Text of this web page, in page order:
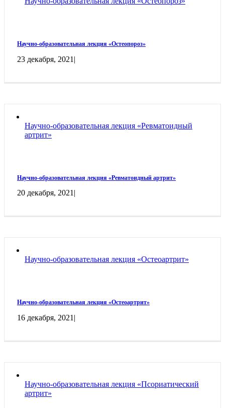
Научно-образовательная лекция «Остеопороз»
23 декабря, 2021 |
Научно-образовательная лекция «Ревматоидный
артрит»
Научно-образовательная лекция «Ревматоидный артрит»
20 декабря, 2021|
Научно-образовательная лекция «Остеоартрит»
Научно-образовательная лекция «Остеоартрит»
16 декабря, 2021 |
Научно-образовательная лекция «Псориатический
артрит»